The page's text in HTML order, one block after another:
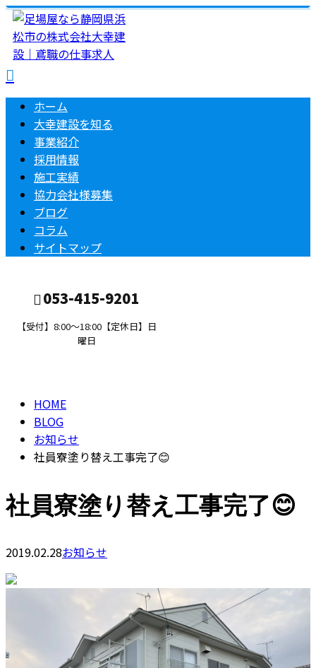
ホーム
大幸建設を知る
事業紹介
採用情報
施工実績
協力会社様募集
ブログ
コラム
サイトマップ
053-415-9201
【受付】8:00～18:00【定休日】日
曜日
HOME
BLOG
お知らせ
社員寮塗り替え工事完了😊
社員寮塗り替え工事完了😊
2019.02.28お知らせ